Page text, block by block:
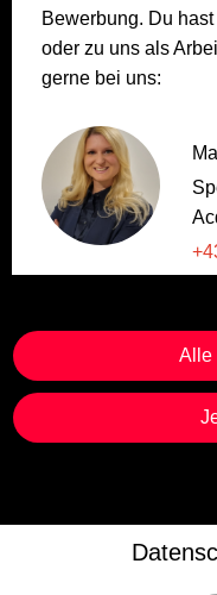
Alle
Bewerbung. Du
oder zu uns als
gerne bei uns: